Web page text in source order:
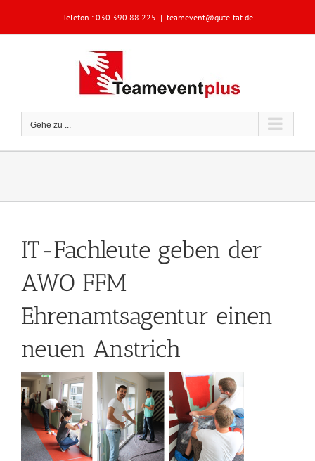
springen
Telefon : 030 390 88 225 | teamevent@gute-tat.de
Gehe zu ...
IT-Fachleute geben der
AWO FFM
Ehrenamtsagentur einen
neuen Anstrich